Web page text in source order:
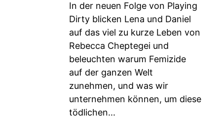
In der neuen Folge von Playing
Dirty blicken Lena und Daniel
auf das viel zu kurze Leben von
Rebecca Cheptegei und
beleuchten warum Femizide
auf der ganzen Welt
zunehmen, und was wir
unternehmen können, um diese
tödlichen...